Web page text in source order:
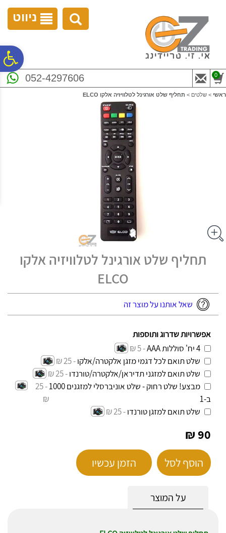
נגישות
ניווט
052-4297606 0
ראשי > שלטים > תחליף שלט אורגינל לטלוויזיה אלקו ELCO
תחליף שלט אורגינל לטלוויזיה אלקו
ELCO
שאל אותנו על מוצר זה
אפשרויות שדרוג ותוספות
4 יח' סוללות AAA
- 5 ₪
שלט תואם לכל דגמי מזגן אלקטרה/אלקו- 25 ₪
שלט תואם למזגני תדיראן/אלקטרה/טורנדו- 25 ₪
מבצע! שלט רחוק - שלט אוניברסלי למזגנים 1000
ב-1
- 25
₪
שלט תואם למזגן טורנדו- 25 ₪
90 ₪
הוסף לסל הזמן עכשיו
על המוצר